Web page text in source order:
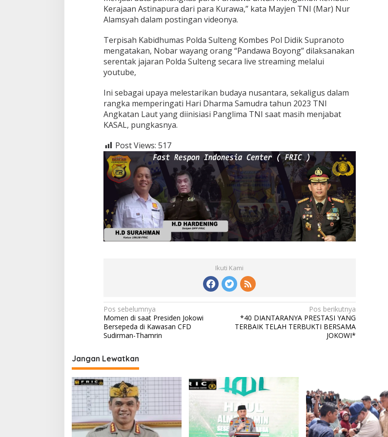
Kerajaan Astinapura dari para Kurawa,” kata Mayjen TNI (Mar) Nur
Alamsyah dalam postingan videonya.
Terpisah Kabidhumas Polda Sulteng Kombes Pol Didik Supranoto
mengatakan, Nobar wayang orang “Pandawa Boyong” dilaksanakan
serentak jajaran Polda Sulteng secara live streaming melalui
youtube,
Ini sebagai upaya melestarikan budaya nusantara, sekaligus dalam
rangka memperingati Hari Dharma Samudra tahun 2023 TNI
Angkatan Laut yang diinisiasi Panglima TNI saat masih menjabat
KASAL, pungkasnya.
Post Views: 517
Ikuti Kami
Navigasi
pos
Pos sebelumnya
Momen di saat Presiden Jokowi
Bersepeda di Kawasan CFD
Sudirman-Thamrin
Pos berikutnya
*40 DIANTARANYA PRESTASI YANG
TERBAIK TELAH TERBUKTI BERSAMA
JOKOWI*
Jangan Lewatkan